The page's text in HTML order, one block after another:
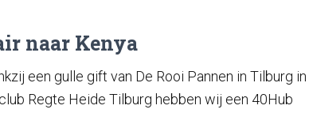
naar Kenya
een gulle gift van De Rooi Pannen in Tilburg in
Regte Heide Tilburg hebben wij een 40Hub